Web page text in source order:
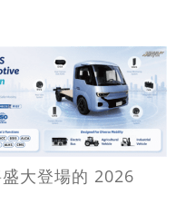
大登場的 2026